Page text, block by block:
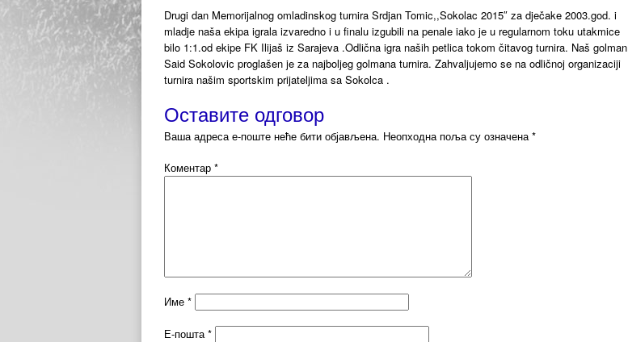
Drugi dan Memorijalnog omladinskog turnira Srdjan Tomic,,Sokolac 2015″ za dječake 2003.god. i
mladje naša ekipa igrala izvaredno i u finalu izgubili na penale iako je u regularnom toku utakmice
bilo 1:1.od ekipe FK Ilijaš iz Sarajeva .Odlična igra naših petlica tokom čitavog turnira. Naš golman
Said Sokolovic proglašen je za najboljeg golmana turnira. Zahvaljujemo se na odličnoj organizaciji
turnira našim sportskim prijateljima sa Sokolca .
Оставите одговор
Ваша адреса е-поште неће бити објављена. Неопходна поља су означена *
Коментар *
Име *
Е-пошта*